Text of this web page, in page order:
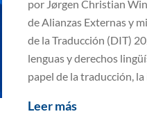
por Jørgen Christian
de Alianzas Externas y
de la Traducción (DIT)
lenguas y derechos
papel de la traducción,
Leer más